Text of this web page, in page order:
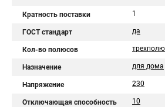
Кратность поставки 1
ГОСТ стандарт да
Кол-во полюсов
Назначение для дома
Напряжение 230
Отключающая способность 10